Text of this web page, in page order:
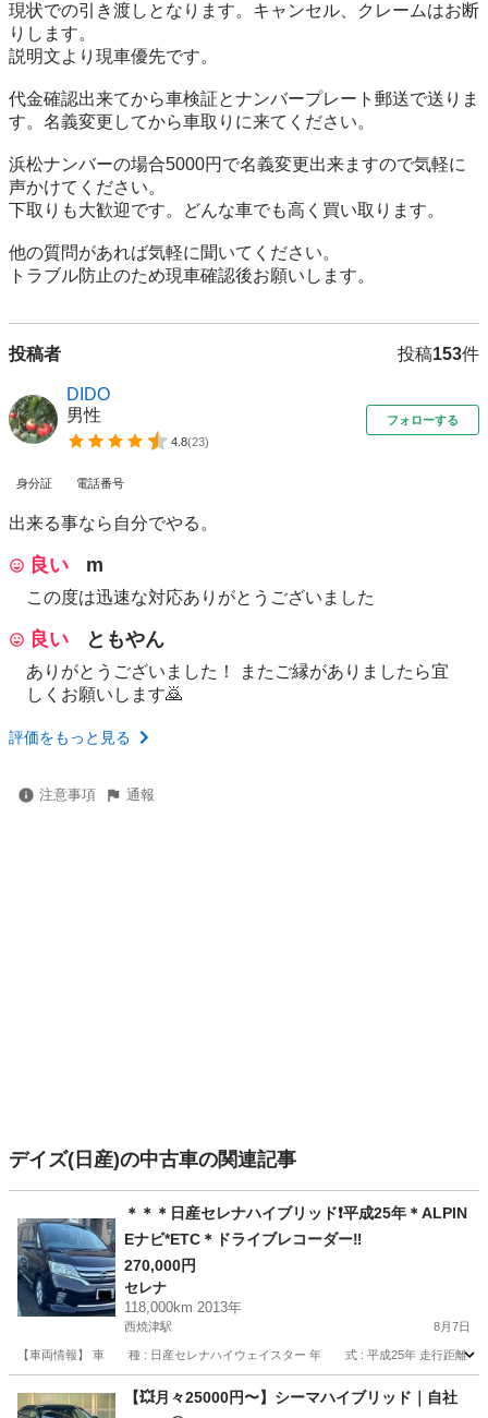
現状での引き渡しとなります。キャンセル、クレームはお断
りします。
説明文より現車優先です。
代金確認出来てから車検証とナンバープレート郵送で送りま
す。名義変更してから車取りに来てください。
浜松ナンバーの場合5000円で名義変更出来ますので気軽に
声かけてください。
下取りも大歓迎です。どんな車でも高く買い取ります。
他の質問があれば気軽に聞いてください。
トラブル防止のため現車確認後お願いします。
投稿者 投稿153件
DIDO
男性
4.8(23)
フォローする
身分証 電話番号
出来る事なら自分でやる。
良い m
この度は迅速な対応ありがとうございました
良い ともやん
ありがとうございました！ またご縁がありましたら宜
しくお願いします🙇
評価をもっと見る
注意事項 通報
デイズ(日産)の中古車の関連記事
＊＊＊日産セレナハイブリッド❗️平成25年＊ALPIN
Eナビ*ETC＊ドライブレコーダー‼️
270,000円
セレナ
118,000km 2013年
西焼津駅 8月7日
【車両情報】 車 種 : 日産セレナハイウェイスター 年 式 : 平成25年 走行距離
西焼津駅 セレナ
【💥月々25000円〜】シーマハイブリッド｜自社